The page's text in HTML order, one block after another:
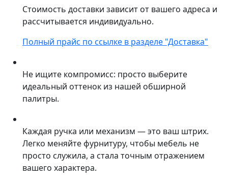
Стоимость доставки зависит от вашего адреса и
рассчитывается индивидуально.
Полный прайс по ссылке в разделе "Доставка"
Не ищите компромисс: просто выберите
идеальный оттенок из нашей обширной
палитры.
Каждая ручка или механизм — это ваш штрих.
Легко меняйте фурнитуру, чтобы мебель не
просто служила, а стала точным отражением
вашего характера.